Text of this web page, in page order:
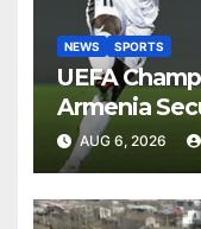
NEWS SPORTS
UEFA
Armenia
Over
AUG 6, 2026